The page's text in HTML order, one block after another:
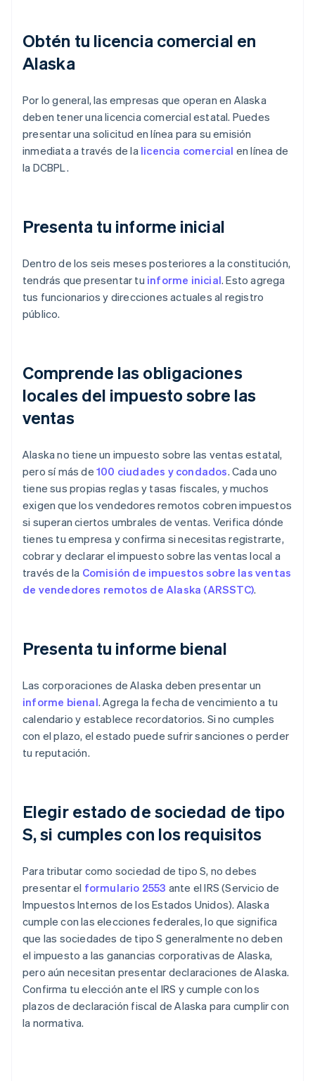
Obtén tu licencia comercial en
Alaska
Por lo general, las empresas que operan en Alaska
deben tener una licencia comercial estatal. Puedes
presentar una solicitud en línea para su emisión
inmediata a través de la licencia comercial en línea de
la DCBPL.
Presenta tu informe inicial
Dentro de los seis meses posteriores a la constitución,
tendrás que presentar tu informe inicial. Esto agrega
tus funcionarios y direcciones actuales al registro
público.
Comprende las obligaciones
locales del impuesto sobre las
ventas
Alaska no tiene un impuesto sobre las ventas estatal,
pero sí más de 100 ciudades y condados. Cada uno
tiene sus propias reglas y tasas fiscales, y muchos
exigen que los vendedores remotos cobren impuestos
si superan ciertos umbrales de ventas. Verifica dónde
tienes tu empresa y confirma si necesitas registrarte,
cobrar y declarar el impuesto sobre las ventas local a
través de la Comisión de impuestos sobre las ventas
de vendedores remotos de Alaska (ARSSTC).
Presenta tu informe bienal
Las corporaciones de Alaska deben presentar un
informe bienal. Agrega la fecha de vencimiento a tu
calendario y establece recordatorios. Si no cumples
con el plazo, el estado puede sufrir sanciones o perder
tu reputación.
Elegir estado de sociedad de tipo
S, si cumples con los requisitos
Para tributar como sociedad de tipo S, no debes
presentar el formulario 2553 ante el IRS (Servicio de
Impuestos Internos de los Estados Unidos). Alaska
cumple con las elecciones federales, lo que significa
que las sociedades de tipo S generalmente no deben
el impuesto a las ganancias corporativas de Alaska,
pero aún necesitan presentar declaraciones de Alaska.
Confirma tu elección ante el IRS y cumple con los
plazos de declaración fiscal de Alaska para cumplir con
la normativa.